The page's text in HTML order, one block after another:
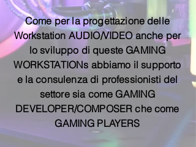
Come per la progettazione delle
Workstation AUDIO/VIDEO anche per
lo sviluppo di queste GAMING
WORKSTATIONs abbiamo il supporto
e la consulenza di professionisti del
settore sia come GAMING
DEVELOPER/COMPOSER che come
GAMING PLAYERS